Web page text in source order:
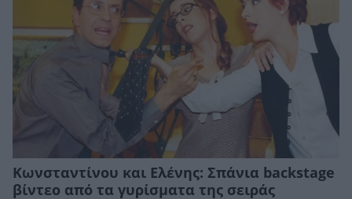
Κωνσταντίνου και Ελένης: Σπάνια backstage
βίντεο από τα γυρίσματα της σειράς